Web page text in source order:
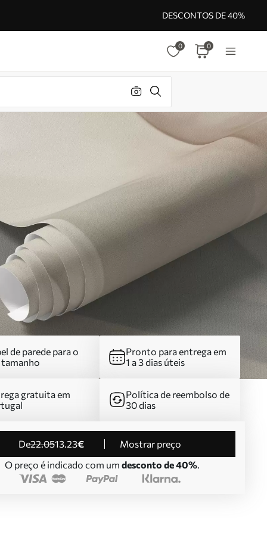
DESCONTOS DE 40%
0 0
de parede para o
tamanho
Pronto para entrega em
1 a 3 dias úteis
gratuita em
Política de reembolso de
30 dias
de22.0513.23€
Mostrar preço
O preço é indicado com um desconto de 40%.